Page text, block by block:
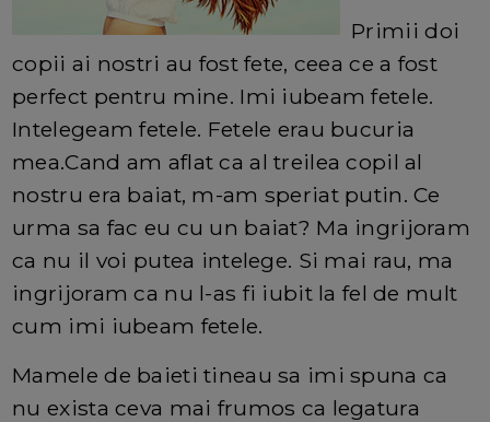
Primii doi
copii ai nostri au fost fete, ceea ce a fost
perfect pentru mine. Imi iubeam fetele.
Intelegeam fetele. Fetele erau bucuria
mea.Cand am aflat ca al treilea copil al
nostru era baiat, m-am speriat putin. Ce
urma sa fac eu cu un baiat? Ma ingrijoram
ca nu il voi putea intelege. Si mai rau, ma
ingrijoram ca nu l-as fi iubit la fel de mult
cum imi iubeam fetele.
Mamele de baieti tineau sa imi spuna ca
nu exista ceva mai frumos ca legatura